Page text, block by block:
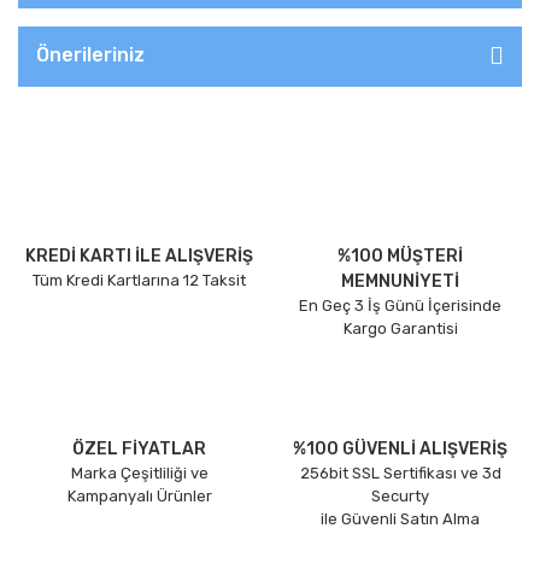
Önerileriniz
KREDİ KARTI İLE ALIŞVERİŞ
Tüm Kredi Kartlarına 12 Taksit
%100 MÜŞTERİ
MEMNUNİYETİ
En Geç 3 İş Günü İçerisinde
Kargo Garantisi
ÖZEL FİYATLAR
Marka Çeşitliliği ve
Kampanyalı Ürünler
%100 GÜVENLİ ALIŞVERİŞ
256bit SSL Sertifikası ve 3d
Securty
ile Güvenli Satın Alma